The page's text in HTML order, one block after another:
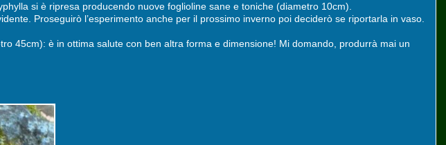
si è ripresa producendo nuove foglioline sane e toniche (diametro 10cm).
Proseguirò l’esperimento anche per il prossimo inverno poi deciderò se riportarla in vaso.
45cm): è in ottima salute con ben altra forma e dimensione! Mi domando, produrrà mai un